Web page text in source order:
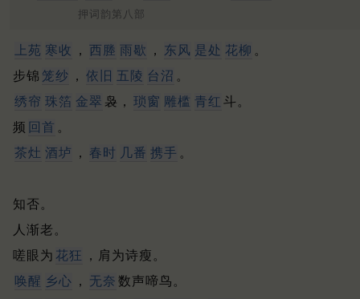
押词韵第八部
上苑 寒收 ， 西塍 雨歇 ， 东风 是处 花柳 。
步锦 笼纱 ， 依旧 五陵 台沼 。
绣帘 珠箔 金翠 袅， 琐窗 雕槛 青红 斗。
频 回首 。
茶灶 酒垆 ， 春时 几番 携手 。
知否。
人渐老。
嗟眼为 花狂
，肩为诗瘦。
唤醒 乡心 ， 无奈 数声啼鸟。